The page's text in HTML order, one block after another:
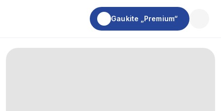
Gaukite „Premium“